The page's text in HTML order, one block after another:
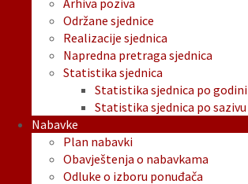
Arhiva poziva
Održane sjednice
Realizacije sjednica
Napredna pretraga sjednica
Statistika sjednica
Statistika sjednica po godini
Statistika sjednica po sazivu
Nabavke
Plan nabavki
Obavještenja o nabavkama
Odluke o izboru ponuđača